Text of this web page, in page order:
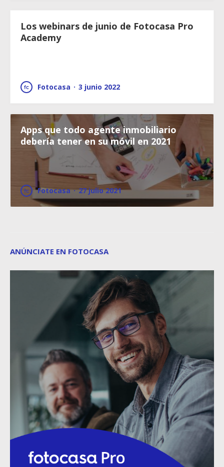
Los webinars de junio de Fotocasa Pro
Academy
Fotocasa · 3 junio 2022
Apps que todo agente inmobiliario
debería tener en su móvil en 2021
Fotocasa · 27 julio 2021
ANÚNCIATE EN FOTOCASA